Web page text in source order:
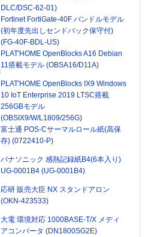
DLC/DSC-62-01)
Fortinet FortiGate-40F バンドルモデル
(初年度先出しセンドバック保守付)
(FG-40F-BDL-US)
PLAT'HOME OpenBlocks A16 Debian
11搭載モデル (OBSA16/D11A)
PLAT'HOME OpenBlocks IX9 Windows
10 IoT Enterprise 2019 LTSC搭載
256GBモデル
(OBSIX9/W/L1809/256G)
富士通 POS-Cサーマルロール紙(高保
存) (0722410-P)
パナソニック 感熱記録紙B4(6本入り)
UG-0001B4 (UG-0001B4)
応研 販売大臣 NX スタンドアロン
(OKN-423533)
大電 環境対応 1000BASE-T/X メディ
アコンバータ (DN1800SG2E)